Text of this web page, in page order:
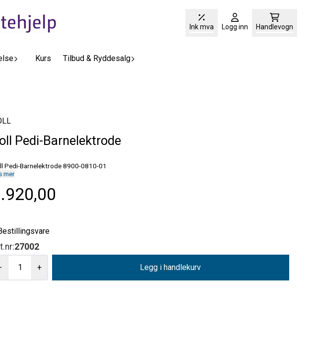
Ink mva Logg inn Handlevogn
Kurs Tilbud & Ryddesalg
Pedi-Barnelektrode
Zoll Pedi-Barnelektrode 8900-0810-01
mer
27002
- + Legg i handlekurv